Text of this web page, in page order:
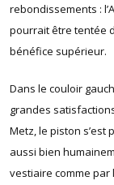
rebondissements :
pourrait être tentée
bénéfice supérieur.
Dans le couloir
grandes
Metz, le piston s’est
aussi bien
vestiaire comme par